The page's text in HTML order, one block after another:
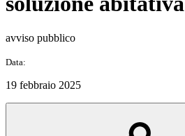
avviso pubblico
Data:
19 febbraio 2025